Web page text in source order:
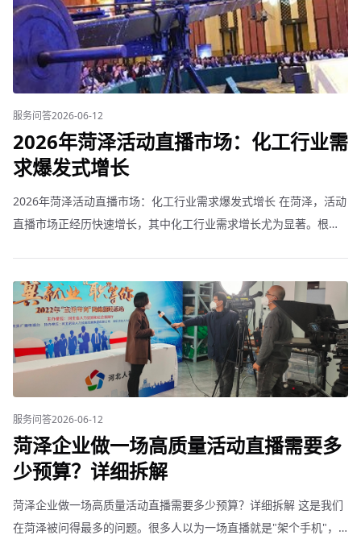
服务问答2026-06-12
2026年菏泽活动直播市场：化工行业需
求爆发式增长
2026年菏泽活动直播市场：化工行业需求爆发式增长 在菏泽，活动
直播市场正经历快速增长，其中化工行业需求增长尤为显著。根据
服务问答2026-06-12
菏泽企业做一场高质量活动直播需要多
少预算？详细拆解
菏泽企业做一场高质量活动直播需要多少预算？详细拆解 这是我们
在菏泽被问得最多的问题。很多人以为一场直播就是"架个手机"，